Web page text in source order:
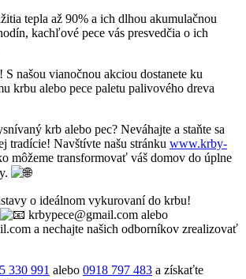
tepla až 90% a ich dlhou akumulačnou
kachľové pece vás presvedčia o ich
S našou vianočnou akciou dostanete ku
krbu alebo pece paletu palivového dreva
krb alebo pec? Neváhajte a staňte sa
tradície! Navštívte našu stránku www.krby-
môžeme transformovať váš domov do úplne
o ideálnom vykurovaní do krbu!
krbypece@gmail.com alebo
a nechajte našich odborníkov zrealizovať
330 991 alebo 0918 797 483 a získaťte